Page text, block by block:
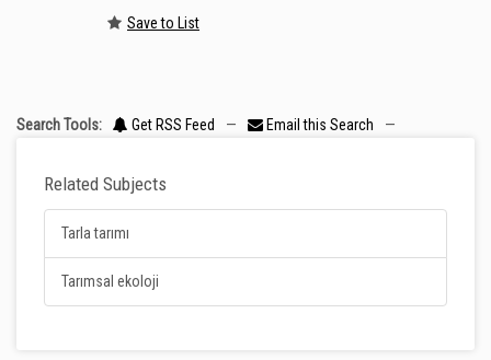
Save to List
Search Tools: Get RSS Feed — Email this Search —
Related Subjects
Tarla tarımı
Tarımsal ekoloji